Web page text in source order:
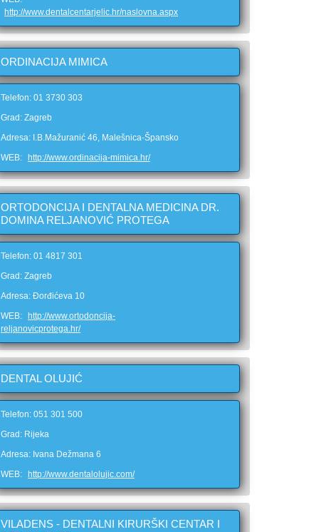
http://www.dentalcentarjelic.hr/naslovna.aspx
ORDINACIJA MIMICA
Telefon: 01 3730 303
Grad: Zagreb
Adresa: I.B.Mažuranić 46, Malešnica-Špansko
WEB:
http://www.ordinacija-mimica.hr/
ORTODONCIJA I DENTALNA MEDICINA DR.
DOMINA RELJANOVIĆ PROTEGA
Telefon: 01 4817 301
Grad: Zagreb
Adresa: Đorđićeva 10
WEB:
http://www.ortodoncija-
reljanovicprotega.hr/
DENTAL OLUJIĆ
Telefon: 051 301 500
Grad: Rijeka
Adresa: Ivana Dežmana 6
WEB:
http://www.dentalolujic.com/
VILADENS - DENTALNI KIRURŠKI CENTAR I